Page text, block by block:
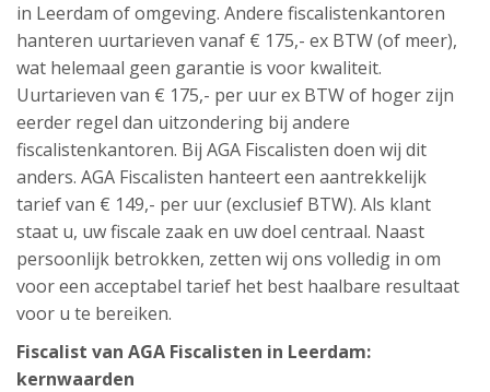
in Leerdam of omgeving. Andere fiscalistenkantoren
hanteren uurtarieven vanaf € 175,- ex BTW (of meer),
wat helemaal geen garantie is voor kwaliteit.
Uurtarieven van € 175,- per uur ex BTW of hoger zijn
eerder regel dan uitzondering bij andere
fiscalistenkantoren. Bij AGA Fiscalisten doen wij dit
anders. AGA Fiscalisten hanteert een aantrekkelijk
tarief van € 149,- per uur (exclusief BTW). Als klant
staat u, uw fiscale zaak en uw doel centraal. Naast
persoonlijk betrokken, zetten wij ons volledig in om
voor een acceptabel tarief het best haalbare resultaat
voor u te bereiken.
Fiscalist van AGA Fiscalisten in Leerdam:
kernwaarden